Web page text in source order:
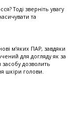
Тоді зверніть увагу
та
м’яких ПАР, завдяки
для догляду як за
дозволить
шкіри голови.